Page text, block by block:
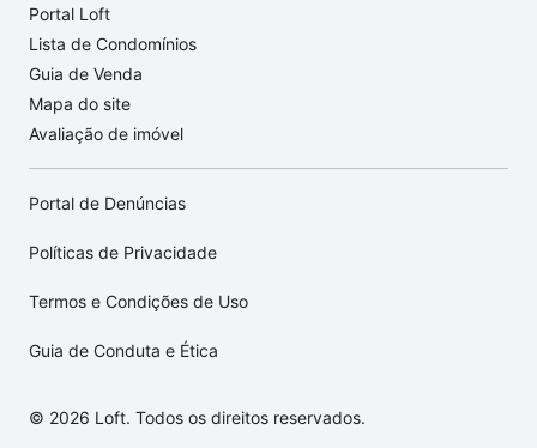
Portal Loft
Lista de Condomínios
Guia de Venda
Mapa do site
Avaliação de imóvel
Portal de Denúncias
Políticas de Privacidade
Termos e Condições de Uso
Guia de Conduta e Ética
© 2026 Loft. Todos os direitos reservados.